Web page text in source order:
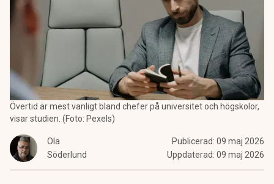
Övertid är mest vanligt bland chefer på universitet och högskolor,
visar studien. (Foto: Pexels)
Ola
Söderlund
Publicerad: 09 maj 2026
Uppdaterad: 09 maj 2026